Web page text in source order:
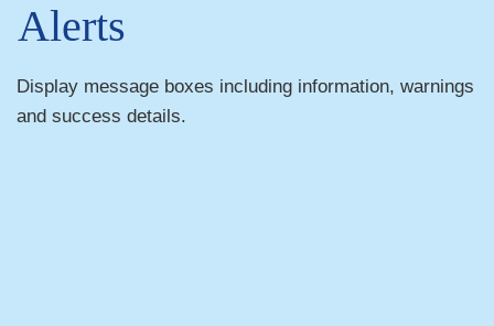
Alerts
Display message boxes including information, warnings
and success details.